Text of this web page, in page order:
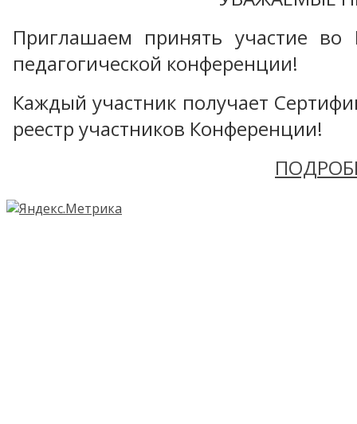
Приглашаем принять участие во
педагогической конференции!
Каждый участник получает
реестр участников Конференции!